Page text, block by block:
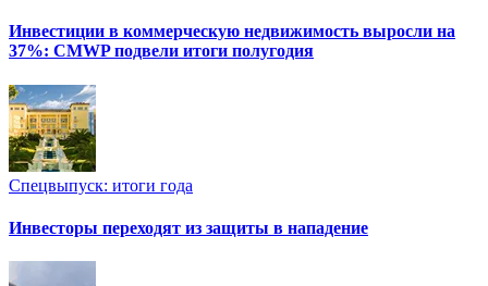
Инвестиции в коммерческую недвижимость выросли на
37%: CMWP подвели итоги полугодия
Спецвыпуск: итоги года
Инвесторы переходят из защиты в нападение